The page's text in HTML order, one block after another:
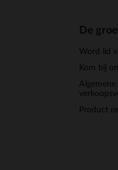
De
Word lid
Kom bij
Algemene
Product